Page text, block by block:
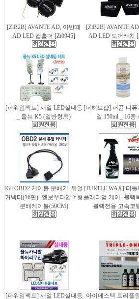
[ZiB2B] AVANTE AD, 아반떼
AD LED 컵홀더 [Zi0945]
[ZiB2B] AVANTE
AD LED 도어캐치
[파워임팩트] 새일 LED실내등
_ 올뉴 K5 (일반형用)
[더허브샵] 퍼퓸 디
일 150ml _ 16종
[G] OBD2 케이블 분배기, 듀얼
커넥터(16핀)- 엘보우타입 Y형
분배케이블(50CM)
[TURTLE WAX] 터
플래티엄 케어- 블랙
블랙전용 고속코
[파워임팩트] 새일 LED실내등 아이에스텍 트리플